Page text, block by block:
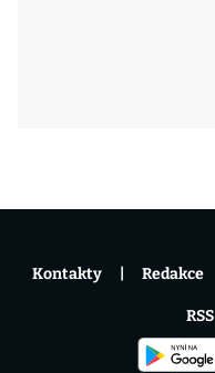
Kontakty Redakce
RSS